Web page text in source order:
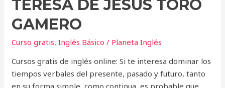
TERESA DE JESÚS TORO
GAMERO
Curso gratis,Inglés Básico / Planeta Inglés
Cursos gratis de inglés online: Si te interesa dominar los
tiempos verbales del presente, pasado y futuro, tanto